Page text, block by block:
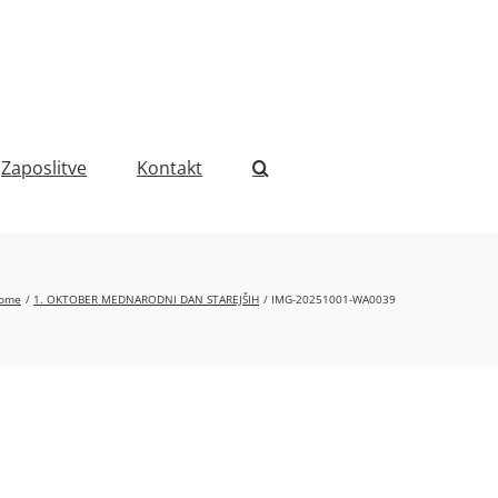
Zaposlitve Kontakt
1. OKTOBER MEDNARODNI DAN STAREJŠIH IMG-20251001-WA0039